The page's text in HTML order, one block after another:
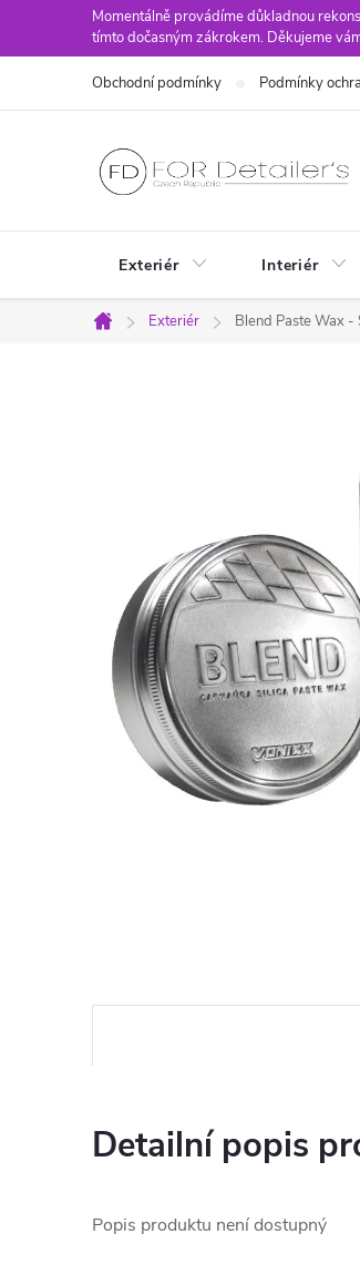
Momentálně provádíme důkladnou
tímto dočasným zákrokem. Děkujeme
Obchodní podmínky Podmínky
Exteriér Interiér
Domů
Exteriér Blend Paste Wax -
Detailní popis
Popis produktu není dostupný